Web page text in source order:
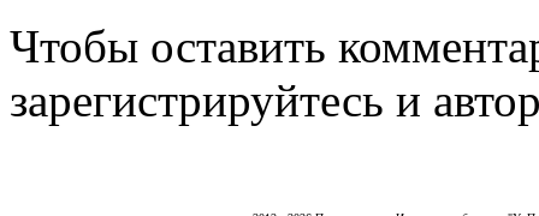
Чтобы оставить
зарегистрируйтесь и